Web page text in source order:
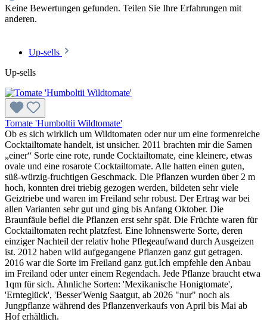
Keine Bewertungen gefunden. Teilen Sie Ihre Erfahrungen mit
anderen.
Up-sells
Up-sells
Tomate 'Humboltii Wildtomate'
Ob es sich wirklich um Wildtomaten oder nur um eine formenreiche
Cocktailtomate handelt, ist unsicher. 2011 brachten mir die Samen
„einer“ Sorte eine rote, runde Cocktailtomate, eine kleinere, etwas
ovale und eine rosarote Cocktailtomate. Alle hatten einen guten,
süß-würzig-fruchtigen Geschmack. Die Pflanzen wurden über 2 m
hoch, konnten drei triebig gezogen werden, bildeten sehr viele
Geiztriebe und waren im Freiland sehr robust. Der Ertrag war bei
allen Varianten sehr gut und ging bis Anfang Oktober. Die
Braunfäule befiel die Pflanzen erst sehr spät. Die Früchte waren für
Cocktailtomaten recht platzfest. Eine lohnenswerte Sorte, deren
einziger Nachteil der relativ hohe Pflegeaufwand durch Ausgeizen
ist. 2012 haben wild aufgegangene Pflanzen ganz gut getragen.
2016 war die Sorte im Freiland ganz gut.Ich empfehle den Anbau
im Freiland oder unter einem Regendach. Jede Pflanze braucht etwa
1qm für sich. Ähnliche Sorten: 'Mexikanische Honigtomate',
'Ernteglück', 'Besser'Wenig Saatgut, ab 2026 "nur" noch als
Jungpflanze während des Pflanzenverkaufs von April bis Mai ab
Hof erhältlich.